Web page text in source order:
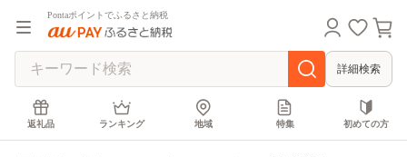
Pontaポイントでふるさと納税
詳細検索
返礼品 ランキング 地域 特集 初めての方